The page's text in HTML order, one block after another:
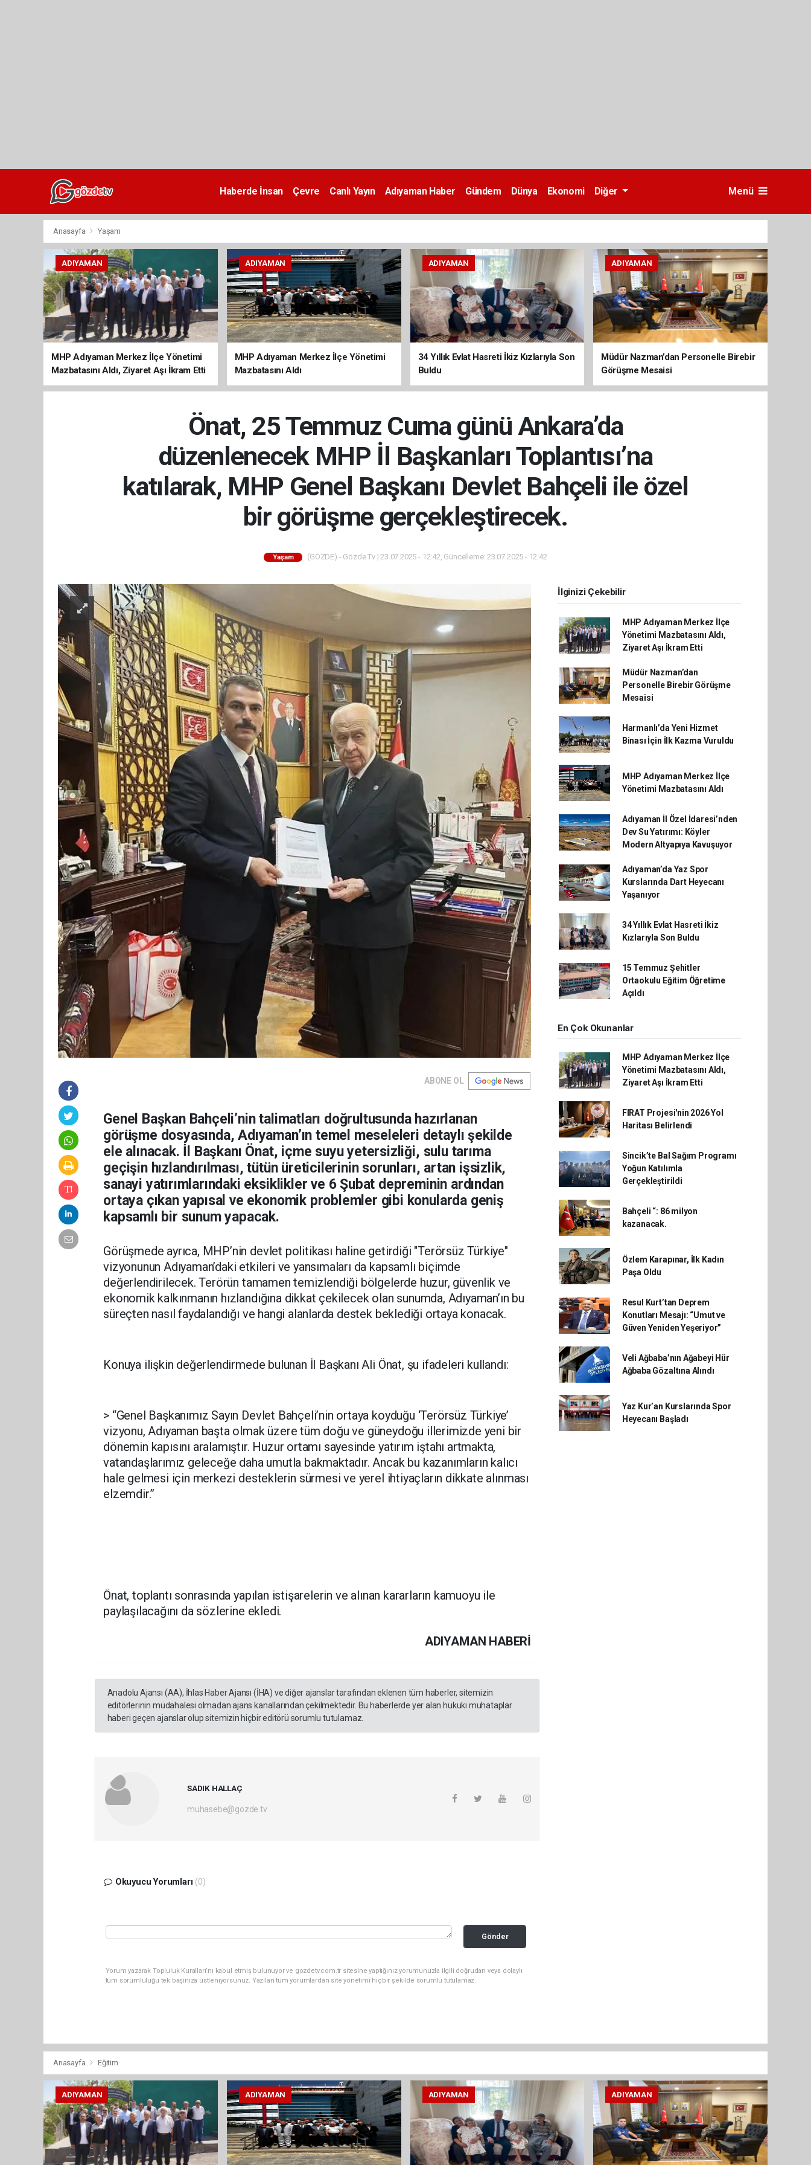
Haberde İnsan Çevre Canlı Yayın Adıyaman Haber Gündem Dünya Ekonomi Diğer Menü
Anasayfa Yaşam
ADIYAMAN
MHP Adıyaman Merkez İlçe Yönetimi
Mazbatasını Aldı, Ziyaret Aşı İkram Etti
ADIYAMAN
MHP Adıyaman Merkez İlçe Yönetimi
Mazbatasını Aldı
ADIYAMAN
34 Yıllık Evlat Hasreti İkiz Kızlarıyla Son
Buldu
ADIYAMAN
Müdür Nazman’dan Personelle Birebir
Görüşme Mesaisi
Önat, 25 Temmuz Cuma günü Ankara’da
düzenlenecek MHP İl Başkanları Toplantısı’na
katılarak, MHP Genel Başkanı Devlet Bahçeli ile özel
bir görüşme gerçekleştirecek.
Yaşam (GÖZDE) - Gözde Tv | 23.07.2025 - 12:42, Güncelleme: 23.07.2025 - 12:42
ABONE OL
Genel Başkan Bahçeli’nin talimatları doğrultusunda hazırlanan
görüşme dosyasında, Adıyaman’ın temel meseleleri detaylı şekilde
ele alınacak. İl Başkanı Önat, içme suyu yetersizliği, sulu tarıma
geçişin hızlandırılması, tütün üreticilerinin sorunları, artan işsizlik,
sanayi yatırımlarındaki eksiklikler ve 6 Şubat depreminin ardından
ortaya çıkan yapısal ve ekonomik problemler gibi konularda geniş
kapsamlı bir sunum yapacak.
Görüşmede ayrıca, MHP’nin devlet politikası haline getirdiği "Terörsüz Türkiye"
vizyonunun Adıyaman’daki etkileri ve yansımaları da kapsamlı biçimde
değerlendirilecek. Terörün tamamen temizlendiği bölgelerde huzur, güvenlik ve
ekonomik kalkınmanın hızlandığına dikkat çekilecek olan sunumda, Adıyaman’ın bu
süreçten nasıl faydalandığı ve hangi alanlarda destek beklediği ortaya konacak.
Konuya ilişkin değerlendirmede bulunan İl Başkanı Ali Önat, şu ifadeleri kullandı:
> “Genel Başkanımız Sayın Devlet Bahçeli’nin ortaya koyduğu ‘Terörsüz Türkiye’
vizyonu, Adıyaman başta olmak üzere tüm doğu ve güneydoğu illerimizde yeni bir
dönemin kapısını aralamıştır. Huzur ortamı sayesinde yatırım iştahı artmakta,
vatandaşlarımız geleceğe daha umutla bakmaktadır. Ancak bu kazanımların kalıcı
hale gelmesi için merkezi desteklerin sürmesi ve yerel ihtiyaçların dikkate alınması
elzemdir.”
Önat, toplantı sonrasında yapılan istişarelerin ve alınan kararların kamuoyu ile
paylaşılacağını da sözlerine ekledi.
ADIYAMAN HABERİ
Anadolu Ajansı (AA), İhlas Haber Ajansı (İHA) ve diğer ajanslar tarafından eklenen tüm haberler, sitemizin
editörlerinin müdahalesi olmadan ajans kanallarından çekilmektedir. Bu haberlerde yer alan hukuki muhataplar
haberi geçen ajanslar olup sitemizin hiçbir editörü sorumlu tutulamaz.
SADIK HALLAÇ
muhasebe@gozde.tv
Okuyucu Yorumları (0)
Gönder
Yorum yazarak Topluluk Kuralları’nı kabul etmiş bulunuyor ve gozdetv.com.tr sitesine yaptığınız yorumunuzla ilgili doğrudan veya dolaylı
tüm sorumluluğu tek başınıza üstleniyorsunuz. Yazılan tüm yorumlardan site yönetimi hiçbir şekilde sorumlu tutulamaz.
İlginizi Çekebilir
MHP Adıyaman Merkez İlçe
Yönetimi Mazbatasını Aldı,
Ziyaret Aşı İkram Etti
Müdür Nazman’dan
Personelle Birebir Görüşme
Mesaisi
Harmanlı’da Yeni Hizmet
Binası İçin İlk Kazma Vuruldu
MHP Adıyaman Merkez İlçe
Yönetimi Mazbatasını Aldı
Adıyaman İl Özel İdaresi’nden
Dev Su Yatırımı: Köyler
Modern Altyapıya Kavuşuyor
Adıyaman’da Yaz Spor
Kurslarında Dart Heyecanı
Yaşanıyor
34 Yıllık Evlat Hasreti İkiz
Kızlarıyla Son Buldu
15 Temmuz Şehitler
Ortaokulu Eğitim Öğretime
Açıldı
En Çok Okunanlar
MHP Adıyaman Merkez İlçe
Yönetimi Mazbatasını Aldı,
Ziyaret Aşı İkram Etti
FIRAT Projesi'nin 2026 Yol
Haritası Belirlendi
Sincik’te Bal Sağım Programı
Yoğun Katılımla
Gerçekleştirildi
Bahçeli “: 86 milyon
kazanacak.
Özlem Karapınar, İlk Kadın
Paşa Oldu
Resul Kurt’tan Deprem
Konutları Mesajı: “Umut ve
Güven Yeniden Yeşeriyor”
Veli Ağbaba’nın Ağabeyi Hür
Ağbaba Gözaltına Alındı
Yaz Kur’an Kurslarında Spor
Heyecanı Başladı
Anasayfa Eğitim
ADIYAMAN ADIYAMAN ADIYAMAN ADIYAMAN